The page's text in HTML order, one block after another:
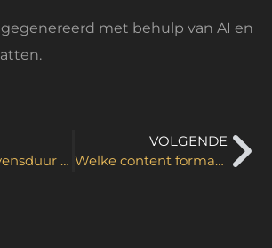
met behulp van AI en
Wat is de levensduur van vergaderruimte apparatuur?
VOLGENDE
Welke content formaten ondersteunen etalageschermen?